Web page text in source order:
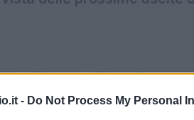
- Do Not Process My Personal